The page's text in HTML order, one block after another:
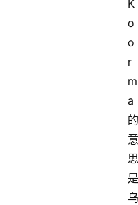
K
o
o
r
m
a
的
意
思
是
乌